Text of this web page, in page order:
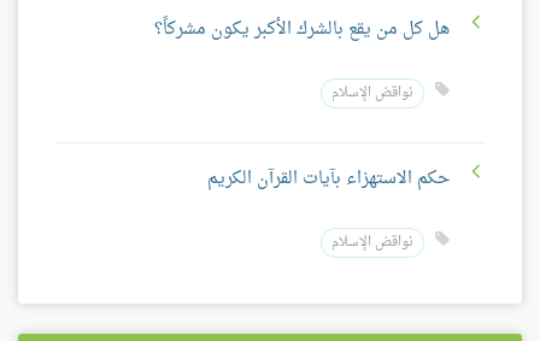
هل كل من يقع بالشرك الأكبر يكون مشركاً؟
نواقض الإسلام
حكم الاستهزاء بآيات القرآن الكريم
نواقض الإسلام